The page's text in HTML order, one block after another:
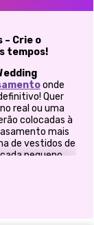
Crie o
tempos!
onde
Quer
real ou uma
colocadas à
mais
de vestidos de
pequeno